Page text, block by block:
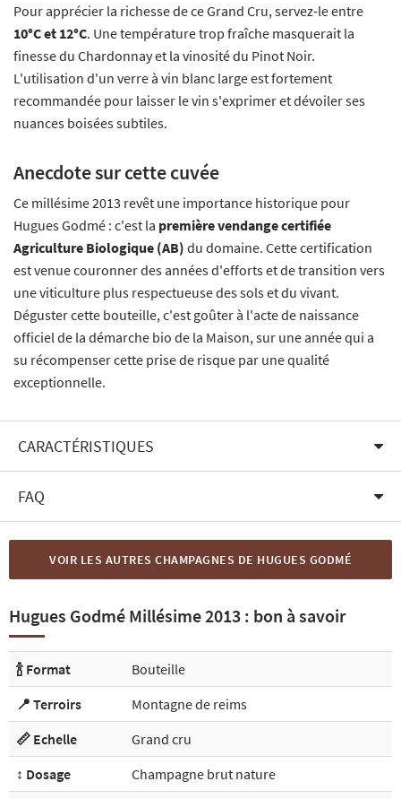
Pour apprécier la richesse de ce Grand Cru, servez-le entre
10°C et 12°C. Une température trop fraîche masquerait la
finesse du Chardonnay et la vinosité du Pinot Noir.
L'utilisation d'un verre à vin blanc large est fortement
recommandée pour laisser le vin s'exprimer et dévoiler ses
nuances boisées subtiles.
Anecdote sur cette cuvée
Ce millésime 2013 revêt une importance historique pour
Hugues Godmé : c'est la première vendange certifiée
Agriculture Biologique (AB) du domaine. Cette certification
est venue couronner des années d'efforts et de transition vers
une viticulture plus respectueuse des sols et du vivant.
Déguster cette bouteille, c'est goûter à l'acte de naissance
officiel de la démarche bio de la Maison, sur une année qui a
su récompenser cette prise de risque par une qualité
exceptionnelle.
CARACTÉRISTIQUES
FAQ
VOIR LES AUTRES CHAMPAGNES DE HUGUES GODMÉ
Hugues Godmé Millésime 2013 : bon à savoir
🍾 Format
Bouteille
📍 Terroirs
Montagne de reims
📏 Echelle
Grand cru
↕️ Dosage
Champagne brut nature